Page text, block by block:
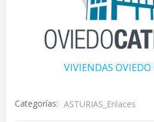
VIVIENDAS OVIEDO
Categorías: ASTURIAS_Enlaces